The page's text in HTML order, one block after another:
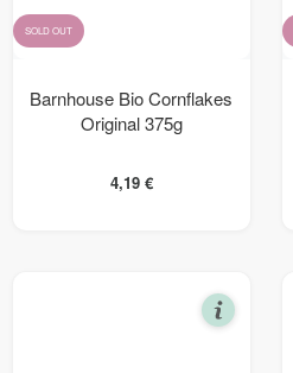
SOLD OUT
Barnhouse Bio Cornflakes
Original 375g
4,19 €